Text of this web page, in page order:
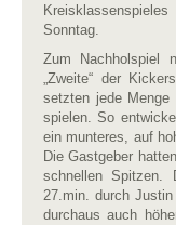
Sonntag.
Zum Nachholspiel
„Zweite“ der
setzten jede Menge
spielen. So
ein munteres, auf
Die Gastgeber
schnellen Spitzen.
27.min. durch
durchaus auch